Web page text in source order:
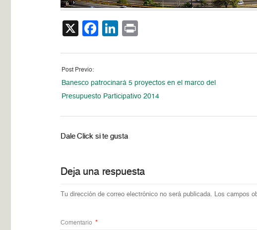
X Facebook
LinkedIn
Post Previo:
Banesco patrocinará 5 proyectos en el marco del
Presupuesto Participativo 2014
Dale Click si te gusta
Deja una respuesta
Tu dirección de correo electrónico no será publicada. Los campos
Comentario *